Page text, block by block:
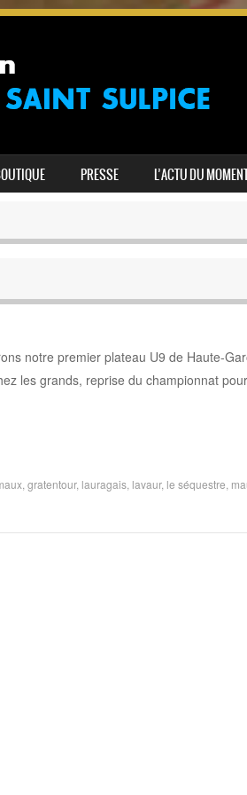
PRESSE L’ACTU DU
notre premier plateau U9 de Haute-
les grands, reprise du championnat
, gratentour, lauragais, lavaur, le séquestre